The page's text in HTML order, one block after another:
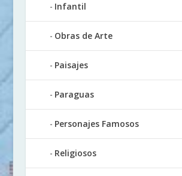
Infantil
Obras de Arte
Paisajes
Paraguas
Personajes Famosos
Religiosos